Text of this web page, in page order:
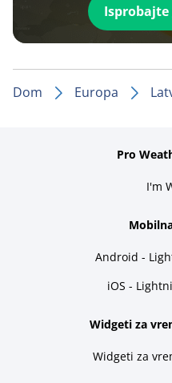
Dom Europa
Pro
I'm
Android -
iOS -
Widgeti za
Widgeti za